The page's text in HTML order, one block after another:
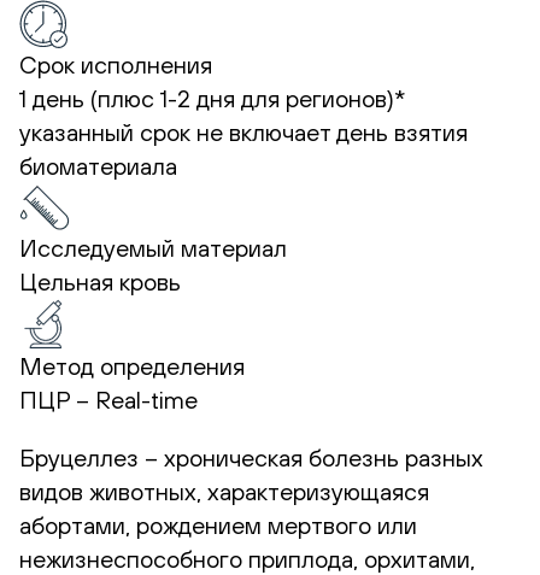
Срок исполнения
1 день (плюс 1-2 дня для регионов)*
указанный срок не включает день взятия
биоматериала
Исследуемый материал
Цельная кровь
Метод определения
ПЦР – Real-time
Бруцеллез – хроническая болезнь разных
видов животных, характеризующаяся
абортами, рождением мертвого или
нежизнеспособного приплода, орхитами,